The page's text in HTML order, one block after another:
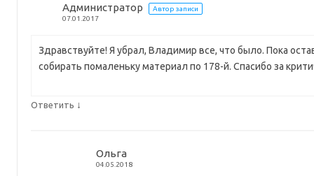
Администратор
Автор записи
07.01.2017
Здравствуйте! Я убрал, Владимир все, что было. Пока
собирать помаленьку материал по 178-й. Спасибо за
Ответить ↓
Ольга
04.05.2018